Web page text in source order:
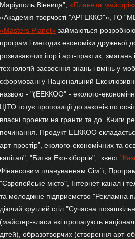
Маріуполь.Вінниця”, «Планета
«Академія творчості "АРТЕККО"», ГО
«Masters Planet» займаються
програм і методик економіки дружньої
розвиваючих ігор і арт-практик,
технологій засвоєння знань і вмінь у
сформовані у Національний
назвою - "(ЕЕККОО" - еколого-
ЦІТО готує пропозиції до законів по
власні проекти на гранти та до Книги
починання. Продукт ЕЕККОО
арт-простір”, еколого-економічних та
капітал", "Битва Еко-кіборгів", квест
Фінансовим плануванням Сім`ї,
"Європейське місто", Інтернет канал і
та молодіжне підприємство "Рекламна
діючий круглий стіл "Сучасна
(майстер-класи які пропагують
дітей), образотворчих (створення арт-